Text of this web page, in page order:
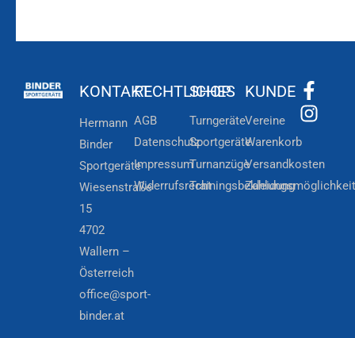
KONTAKT
Hermann
Binder
Sportgeräte
Wiesenstraße
15
4702
Wallern –
Österreich
office@sport-
binder.at
RECHTLICHES
AGB
Datenschutz
Impressum
Widerrufsrecht
SHOP
Turngeräte
Sportgeräte
Turnanzüge
Trainingsbekleidung
KUNDE
Vereine
Warenkorb
Versandkosten